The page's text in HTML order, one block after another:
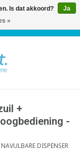
+
-
DISPENSER
Is dat akkoord?
Ja
»